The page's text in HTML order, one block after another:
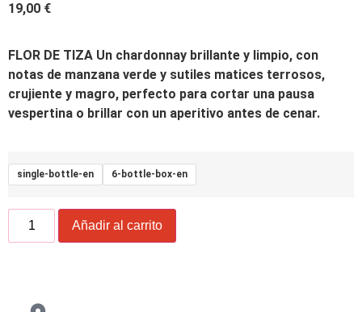
19,00 €
FLOR DE TIZA Un chardonnay brillante y limpio, con
notas de manzana verde y sutiles matices terrosos,
crujiente y magro, perfecto para cortar una pausa
vespertina o brillar con un aperitivo antes de cenar.
single-bottle-en 6-bottle-box-en
Añadir al carrito